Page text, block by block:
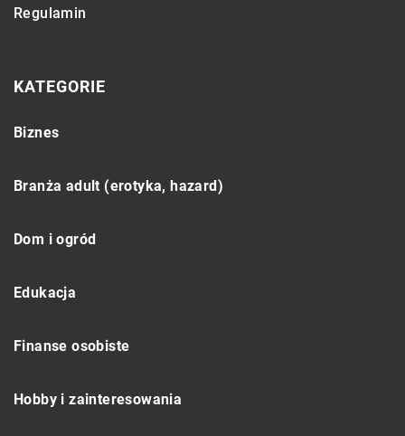
Regulamin
KATEGORIE
Biznes
Branża adult (erotyka, hazard)
Dom i ogród
Edukacja
Finanse osobiste
Hobby i zainteresowania